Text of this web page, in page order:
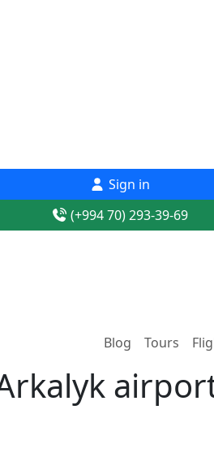
Sign in
(+994 70) 293-39-69
Blog Tours